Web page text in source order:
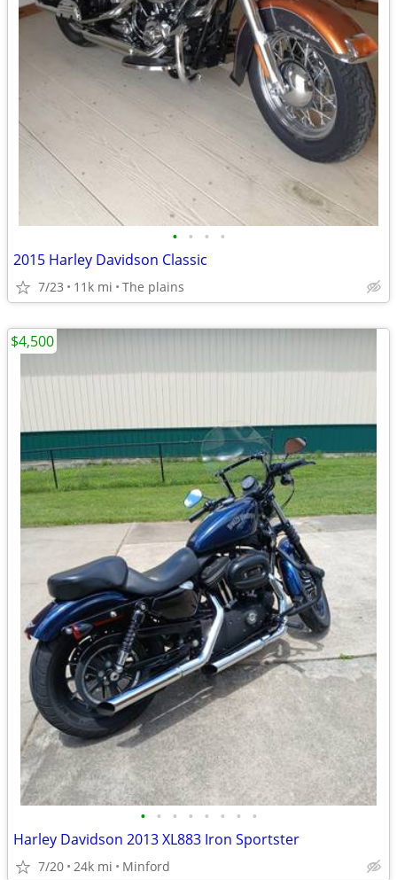
• • • •
2015 Harley Davidson Classic
7/23 11k mi The plains
• • • • • • • •
Harley Davidson 2013 XL883 Iron Sportster
7/20 24k mi Minford
$4,500